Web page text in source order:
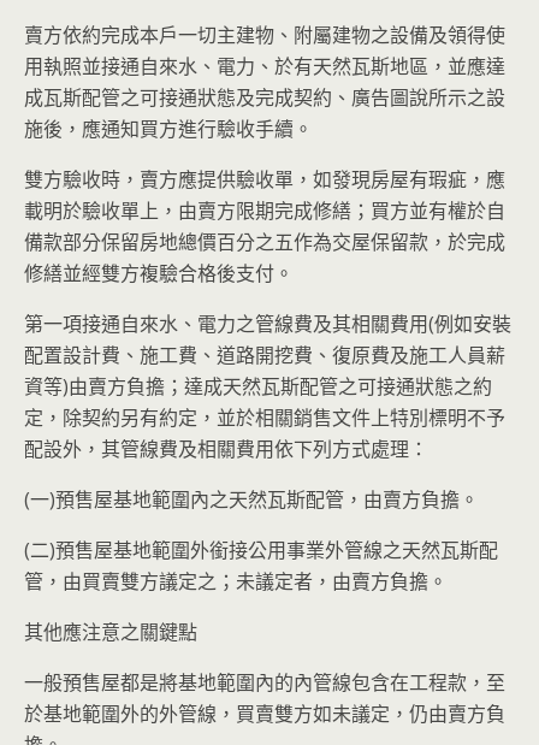
賣方依約完成本戶一切主建物、附屬建物之設備及領得使
用執照並接通自來水、電力、於有天然瓦斯地區，並應達
成瓦斯配管之可接通狀態及完成契約、廣告圖說所示之設
施後，應通知買方進行驗收手續。
雙方驗收時，賣方應提供驗收單，如發現房屋有瑕疵，應
載明於驗收單上，由賣方限期完成修繕；買方並有權於自
備款部分保留房地總價百分之五作為交屋保留款，於完成
修繕並經雙方複驗合格後支付。
第一項接通自來水、電力之管線費及其相關費用(例如安裝
配置設計費、施工費、道路開挖費、復原費及施工人員薪
資等)由賣方負擔；達成天然瓦斯配管之可接通狀態之約
定，除契約另有約定，並於相關銷售文件上特別標明不予
配設外，其管線費及相關費用依下列方式處理：
(一)預售屋基地範圍內之天然瓦斯配管，由賣方負擔。
(二)預售屋基地範圍外銜接公用事業外管線之天然瓦斯配
管，由買賣雙方議定之；未議定者，由賣方負擔。
其他應注意之關鍵點
一般預售屋都是將基地範圍內的內管線包含在工程款，至
於基地範圍外的外管線，買賣雙方如未議定，仍由賣方負